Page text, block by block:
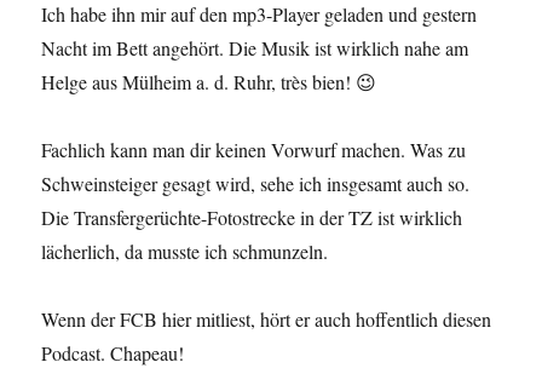
Ich habe ihn mir auf den mp3-Player geladen und gestern
Nacht im Bett angehört. Die Musik ist wirklich nahe am
Helge aus Mülheim a. d. Ruhr, très bien! 😉
Fachlich kann man dir keinen Vorwurf machen. Was zu
Schweinsteiger gesagt wird, sehe ich insgesamt auch so.
Die Transfergerüchte-Fotostrecke in der TZ ist wirklich
lächerlich, da musste ich schmunzeln.
Wenn der FCB hier mitliest, hört er auch hoffentlich diesen
Podcast. Chapeau!